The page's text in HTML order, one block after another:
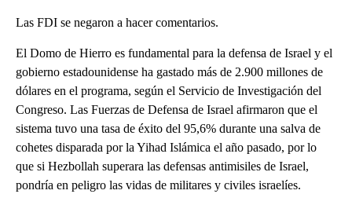
Las FDI se negaron a hacer comentarios.
El Domo de Hierro es fundamental para la defensa de Israel y el
gobierno estadounidense ha gastado más de 2.900 millones de
dólares en el programa, según el Servicio de Investigación del
Congreso. Las Fuerzas de Defensa de Israel afirmaron que el
sistema tuvo una tasa de éxito del 95,6% durante una salva de
cohetes disparada por la Yihad Islámica el año pasado, por lo
que si Hezbollah superara las defensas antimisiles de Israel,
pondría en peligro las vidas de militares y civiles israelíes.